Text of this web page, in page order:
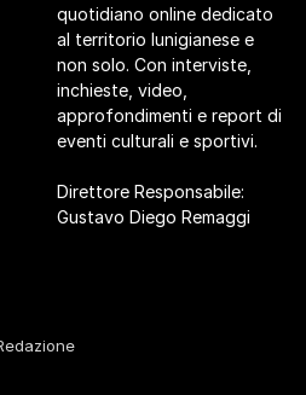
quotidiano online dedicato
al territorio lunigianese e
non solo. Con interviste,
inchieste, video,
approfondimenti e report di
eventi culturali e sportivi.
Direttore Responsabile:
Gustavo Diego Remaggi